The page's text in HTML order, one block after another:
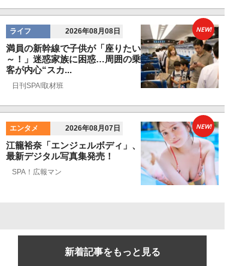
ライフ 2026年08月08日
満員の新幹線で子供が「座りたい
～！」迷惑家族に困惑…周囲の乗
客が内心“スカ...
日刊SPA!取材班
NEW!
エンタメ 2026年08月07日
江籠裕奈「エンジェルボディ」、
最新デジタル写真集発売！
SPA！広報マン
NEW!
新着記事をもっと見る